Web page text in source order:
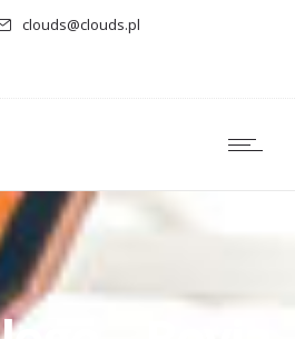
clouds@clouds.pl